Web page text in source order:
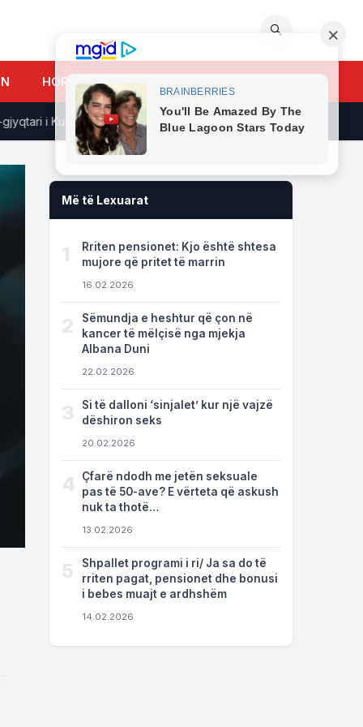
🔍
HOROSKOPI
i Kushtetueses "Njerëzit duket se nuk e kuptojnë
Më të Lexuarat
1
Rriten pensionet: Kjo është shtesa
mujore që pritet të marrin
16.02.2026
2
Sëmundja e heshtur që çon në
kancer të mëlçisë nga mjekja
Albana Duni
22.02.2026
3
Si të dalloni ‘sinjalet’ kur një vajzë
dëshiron seks
20.02.2026
4
Çfarë ndodh me jetën seksuale
pas të 50-ave? E vërteta që askush
nuk ta thotë…
13.02.2026
5
Shpallet programi i ri/ Ja sa do të
rriten pagat, pensionet dhe bonusi
i bebes muajt e ardhshëm
14.02.2026